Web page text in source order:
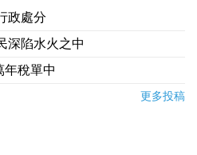
政處分
深陷水火之中
年稅單中
更多投稿